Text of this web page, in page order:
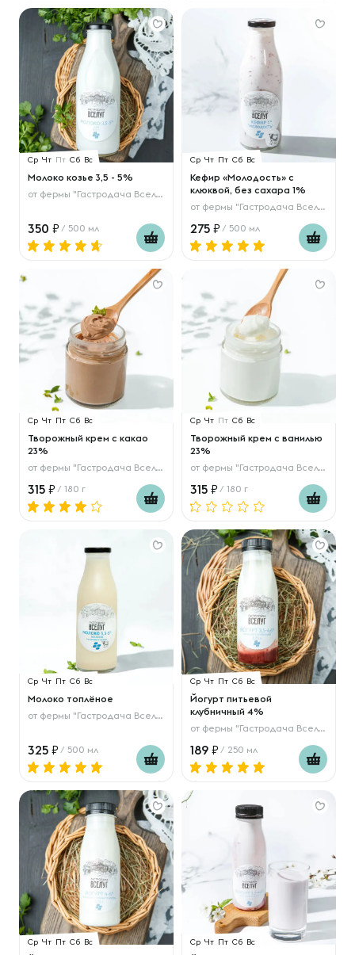
Ср Чт Пт Сб Вс
Молоко козье 3,5 - 5%
от фермы "Гастродача Вселуг"
350 / 500 мл
Ср Чт Пт Сб Вс
Кефир «Молодость» с
клюквой, без сахара 1%
от фермы "Гастродача Вселуг"
275 / 500 мл
Ср Чт Пт Сб Вс
Творожный крем с какао
23%
от фермы "Гастродача Вселуг"
315 / 180 г
Ср Чт Пт Сб Вс
Творожный крем с ванилью
23%
от фермы "Гастродача Вселуг"
315 / 180 г
Ср Чт Пт Сб Вс
Молоко топлёное
от фермы "Гастродача Вселуг"
325 / 500 мл
Ср Чт Пт Сб Вс
Йогурт питьевой
клубничный 4%
от фермы "Гастродача Вселуг"
189 / 250 мл
Ср Чт Пт Сб Вс Ср Чт Пт Сб Вс